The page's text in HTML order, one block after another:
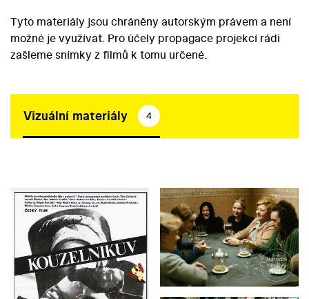
Tyto materiály jsou chráněny autorským právem a není
možné je využívat. Pro účely propagace projekcí rádi
zašleme snímky z filmů k tomu určené.
Vizuální materiály 4